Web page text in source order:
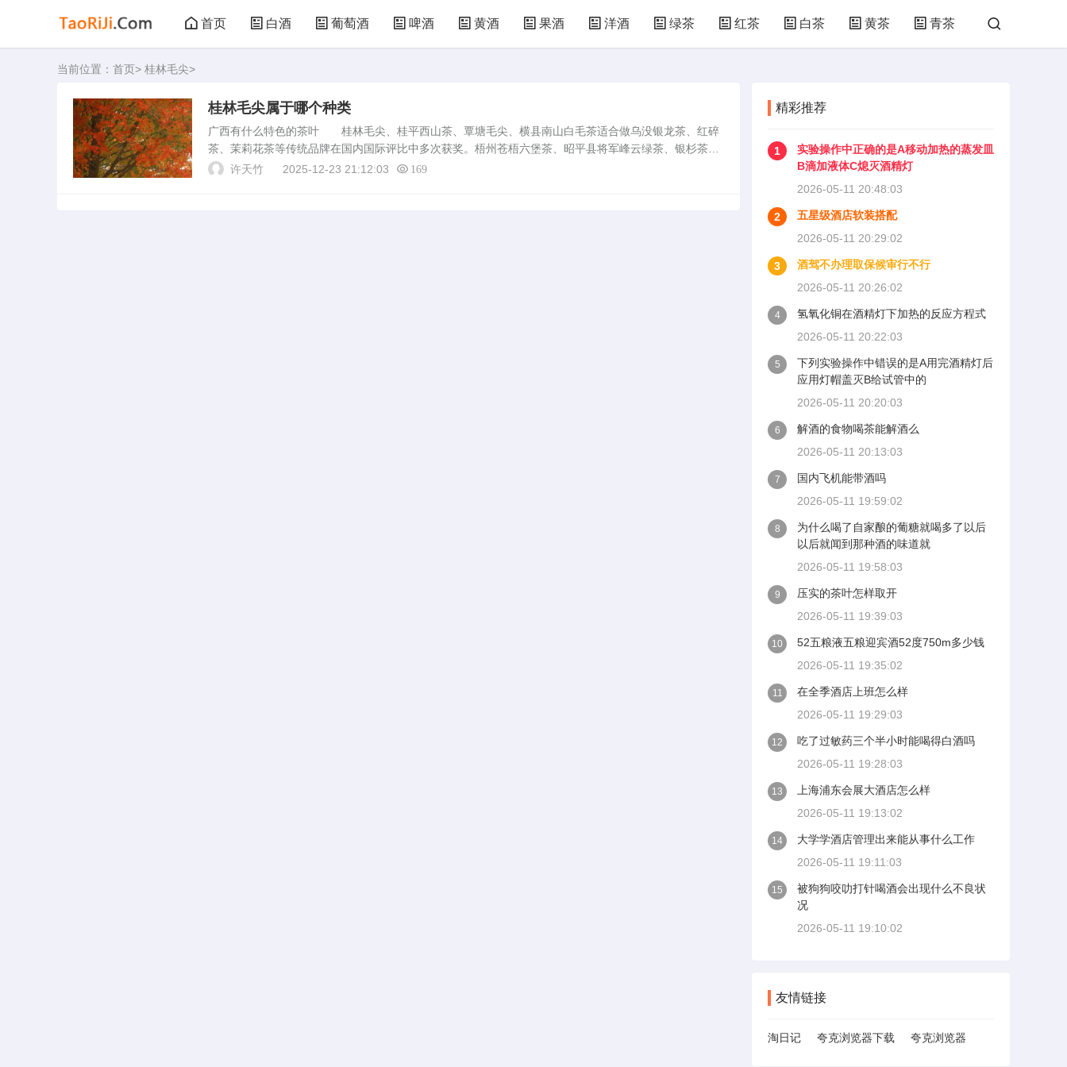
首页 白酒 葡萄酒 啤酒 黄酒 果酒 洋酒 绿茶 红茶 白茶 黄茶 青茶
当前位置： 首页> 桂林毛尖>
桂林毛尖属于哪个种类
广西有什么特色的茶叶 桂林毛尖、桂平西山茶、覃塘毛尖、横县南山白毛茶适合做乌没银龙茶、红碎
茶、茉莉花茶等传统品牌在国内国际评比中多次获奖。梧州苍梧六堡茶、昭平县将军峰云绿茶、银杉茶、
贺州开山白毛茶、凌云白毫茶白毛茶、金秀罗乡白牛茶绿茶类“中国茉莉花之都”之称的横县，目。桂林特
许天竹 2025-12-23 21:12:03 169
精彩推荐
1
实验操作中正确的是A移动加热的蒸发皿
B滴加液体C熄灭酒精灯
2026-05-11 20:48:03
2
五星级酒店软装搭配
2026-05-11 20:29:02
3
酒驾不办理取保候审行不行
2026-05-11 20:26:02
4
氢氧化铜在酒精灯下加热的反应方程式
2026-05-11 20:22:03
5
下列实验操作中错误的是A用完酒精灯后
应用灯帽盖灭B给试管中的
2026-05-11 20:20:03
6
解酒的食物喝茶能解酒么
2026-05-11 20:13:03
7
国内飞机能带酒吗
2026-05-11 19:59:02
8
为什么喝了自家酿的葡糖就喝多了以后
以后就闻到那种酒的味道就
2026-05-11 19:58:03
9
压实的茶叶怎样取开
2026-05-11 19:39:03
10
52五粮液五粮迎宾酒52度750m多少钱
2026-05-11 19:35:02
11
在全季酒店上班怎么样
2026-05-11 19:29:03
12
吃了过敏药三个半小时能喝得白酒吗
2026-05-11 19:28:03
13
上海浦东会展大酒店怎么样
2026-05-11 19:13:02
14
大学学酒店管理出来能从事什么工作
2026-05-11 19:11:03
15
被狗狗咬叻打针喝酒会出现什么不良状
况
2026-05-11 19:10:02
友情链接
淘日记 夸克浏览器下载 夸克浏览器